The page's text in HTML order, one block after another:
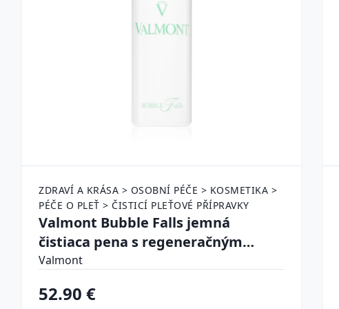
ZDRAVÍ A KRÁSA > OSOBNÍ PÉČE > KOSMETIKA >
PÉČE O PLEŤ > ČISTICÍ PLEŤOVÉ PŘÍPRAVKY
Valmont Bubble Falls jemná
čistiaca pena s regeneračným
účinkom 150 ml
Valmont
52.90 €